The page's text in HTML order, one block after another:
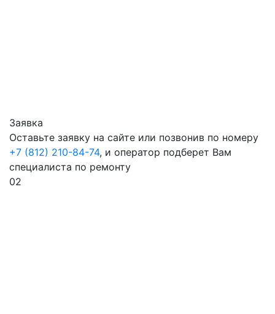
Заявка
Оставьте заявку на сайте или позвонив по номеру
+7 (812) 210-84-74, и оператор подберет Вам
специалиста по ремонту
02